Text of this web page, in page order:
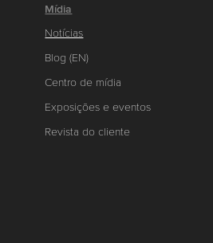
Mídia
Notícias
Blog (EN)
Centro de mídia
Exposições e eventos
Revista do cliente